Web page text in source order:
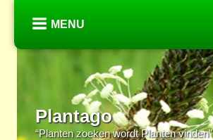
MENU
Plantago
“Planten zoeken wordt Planten vinden”